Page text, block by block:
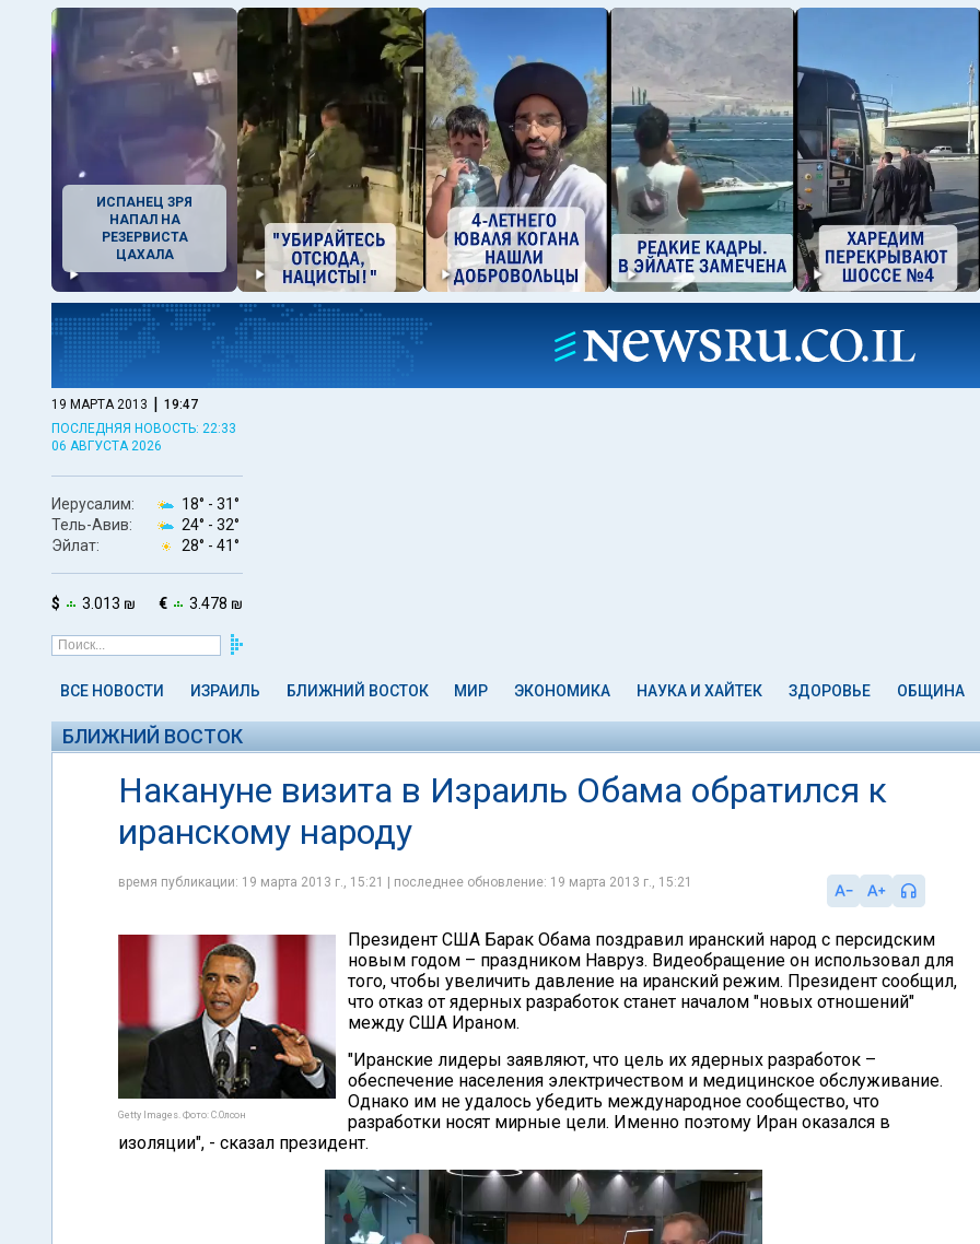
ИСПАНЕЦ ЗРЯ
НАПАЛ НА
РЕЗЕРВИСТА
ЦАХАЛА
19 МАРТА 2013 | 19:47
ПОСЛЕДНЯЯ НОВОСТЬ: 22:33
06 АВГУСТА 2026
Иерусалим: 18° - 31°
Тель-Авив:
24° - 32°
Эйлат:
28° - 41°
$ 3.013 ₪ € 3.478 ₪
ВСЕ НОВОСТИ ИЗРАИЛЬ БЛИЖНИЙ ВОСТОК МИР ЭКОНОМИКА НАУКА И ХАЙТЕК ЗДОРОВЬЕ ОБЩИНА
БЛИЖНИЙ ВОСТОК
Накануне визита в Израиль Обама обратился к
иранскому народу
время публикации: 19 марта 2013 г., 15:21 | последнее обновление: 19 марта 2013 г., 15:21
Getty Images. Фото: С.Олсон
Президент США Барак Обама поздравил иранский народ с персидским
новым годом – праздником Навруз. Видеобращение он использовал для
того, чтобы увеличить давление на иранский режим. Президент сообщил,
что отказ от ядерных разработок станет началом "новых отношений"
между США Ираном.
"Иранские лидеры заявляют, что цель их ядерных разработок –
обеспечение населения электричеством и медицинское обслуживание.
Однако им не удалось убедить международное сообщество, что
разработки носят мирные цели. Именно поэтому Иран оказался в
изоляции", - сказал президент.